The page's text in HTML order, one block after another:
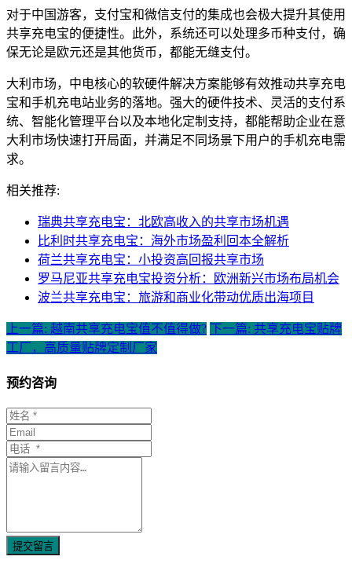
对于中国游客，支付宝和微信支付的集成也会极大提升其使用
共享充电宝的便捷性。此外，系统还可以处理多币种支付，确
保无论是欧元还是其他货币，都能无缝支付。
大利市场，中电核心的软硬件解决方案能够有效推动共享充电
宝和手机充电站业务的落地。强大的硬件技术、灵活的支付系
统、智能化管理平台以及本地化定制支持，都能帮助企业在意
大利市场快速打开局面，并满足不同场景下用户的手机充电需
求。
相关推荐:
瑞典共享充电宝：北欧高收入的共享市场机遇
比利时共享充电宝：海外市场盈利回本全解析
荷兰共享充电宝：小投资高回报共享市场
罗马尼亚共享充电宝投资分析：欧洲新兴市场布局机会
波兰共享充电宝：旅游和商业化带动优质出海项目
上一篇: 越南共享充电宝值不值得做? 下一篇: 共享充电宝贴牌
工厂，高质量贴牌定制厂家
预约咨询
提交留言